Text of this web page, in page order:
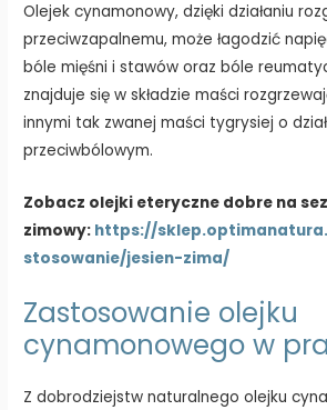
Olejek cynamonowy, dzięki działaniu
przeciwzapalnemu, może łagodzić
bóle mięśni i stawów oraz bóle
znajduje się w składzie maści
innymi tak zwanej maści tygrysiej o
przeciwbólowym.
Zobacz olejki eteryczne dobre na
zimowy: https://
stosowanie/jesien-zima/
Zastosowanie olejku
cynamonowego w
Z dobrodziejstw naturalnego olejku